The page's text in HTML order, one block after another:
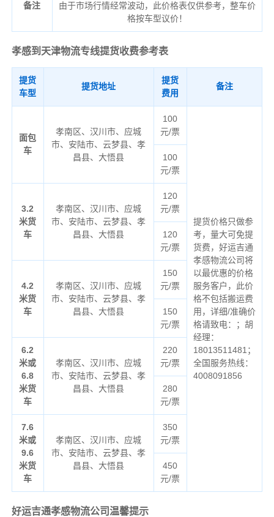
备注
由于市场行情经常波动，此价格表仅供参考，整车价
格按车型议价！
孝感到天津物流专线提货收费参考表
提货
车型
提货地址
提货
费用
备注
面包
车
孝南区、汉川市、应城
市、安陆市、云梦县、孝
昌县、大悟县
100
元/票
提货价格只做参
考，量大可免提
货费，好运吉通
孝感物流公司将
以最优惠的价格
服务客户，此价
格不包括搬运费
用，详细/准确价
格请致电：；胡
经理：
18013511481；
全国服务热线：
4008091856
100
元/票
3.2
米货
车
孝南区、汉川市、应城
市、安陆市、云梦县、孝
昌县、大悟县
120
元/票
120
元/票
4.2
米货
车
孝南区、汉川市、应城
市、安陆市、云梦县、孝
昌县、大悟县
150
元/票
150
元/票
6.2
米或
6.8
米货
车
孝南区、汉川市、应城
市、安陆市、云梦县、孝
昌县、大悟县
220
元/票
280
元/票
7.6
米或
9.6
米货
车
孝南区、汉川市、应城
市、安陆市、云梦县、孝
昌县、大悟县
350
元/票
450
元/票
好运吉通孝感物流公司温馨提示